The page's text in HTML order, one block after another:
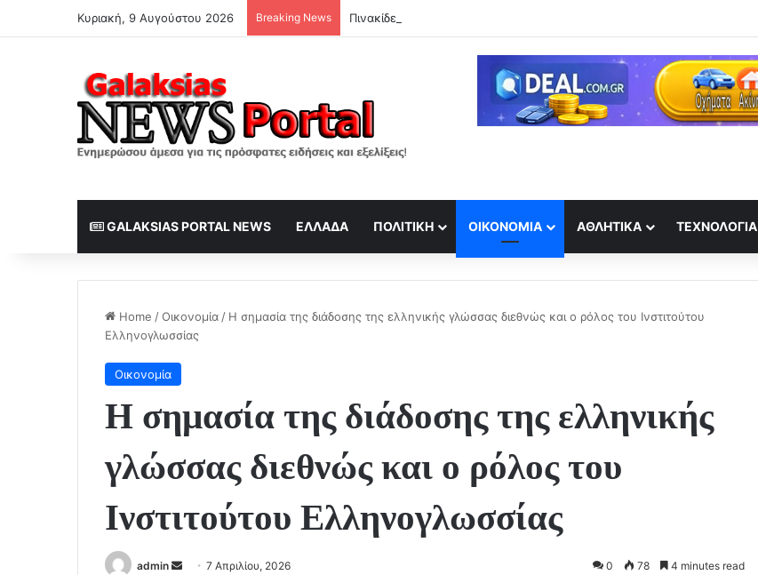
Κυριακή, 9 Αυγούστου 2026 Breaking News
GALAKSIAS PORTAL NEWS ΕΛΛΆΔΑ ΠΟΛΙΤΙΚΉ ΟΙΚΟΝΟΜΊΑ ΑΘΛΗΤΙΚΆ ΤΕΧΝΟΛΟΓΊΑ
Home /Οικονομία / Η σημασία της διάδοσης της ελληνικής γλώσσας διεθνώς και ο ρόλος του Ινστιτούτου
Ελληνογλωσσίας
Οικονομία
Η σημασία της διάδοσης της ελληνικής
γλώσσας διεθνώς και ο ρόλος του
Ινστιτούτου Ελληνογλωσσίας
admin
Send7 Απριλίου, 2026 0 78 4 minutes read